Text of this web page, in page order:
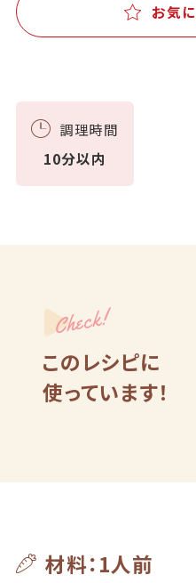
お気
調理時間
10分以内
Check!
このレシピに
使っています！
材料：1人前